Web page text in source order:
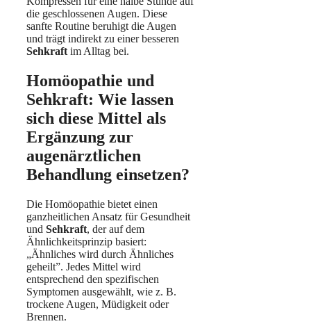
die geschlossenen Augen. Diese
sanfte Routine beruhigt die Augen
und trägt indirekt zu einer besseren
Sehkraft im Alltag bei.
Homöopathie und
Sehkraft: Wie lassen
sich diese Mittel als
Ergänzung zur
augenärztlichen
Behandlung einsetzen?
Die Homöopathie bietet einen
ganzheitlichen Ansatz für Gesundheit
und Sehkraft, der auf dem
Ähnlichkeitsprinzip basiert:
„Ähnliches wird durch Ähnliches
geheilt”. Jedes Mittel wird
entsprechend den spezifischen
Symptomen ausgewählt, wie z. B.
trockene Augen, Müdigkeit oder
Brennen.